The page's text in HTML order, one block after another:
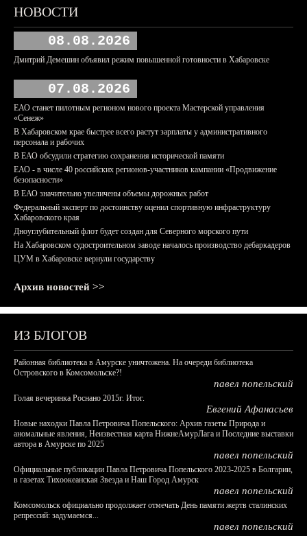
НОВОСТИ
08.08.2026
Дмитрий Демешин объявил режим повышенной готовности в Хабаровске
07.08.2026
ЕАО станет пилотным регионом нового проекта Мастерской управления
«Сенеж»
В Хабаровском крае быстрее всего растут зарплаты у административного
персонала и рабочих
В ЕАО обсудили стратегию сохранения исторической памяти
ЕАО - в числе 40 российских регионов-участников кампании «Продвижение
безопасности»
В ЕАО значительно увеличены объемы дорожных работ
Федеральный эксперт по достоинству оценил спортивную инфраструктуру
Хабаровского края
Дноуглубительный флот будет создан для Северного морского пути
На Хабаровском судостроительном заводе началось производство дебаркадеров
ЦУМ в Хабаровске вернули государству
Архив новостей >>
ИЗ БЛОГОВ
Районная библиотека в Амурске уничтожена. На очереди библиотека
Островского в Комсомольске?!
павел попельский
Голая вечеринка Роснано 2015г. Итог.
Евгений Афанасьев
Новые находки Павла Петровича Попельского: Архив газеты Природа и
аномальные явления, Неизвестная карта НижнеАмурЛага и Последние выставки
автора в Амурске по 2025
павел попельский
Официальные публикации Павла Петровича Попельского 2023-2025 в Болгарии,
в газетах Тихоокеанская Звезда и Наш Город Амурск
павел попельский
Комсомольск официально продолжает отмечать День памяти жертв сталинских
репрессий: задумаемся...
павел попельский